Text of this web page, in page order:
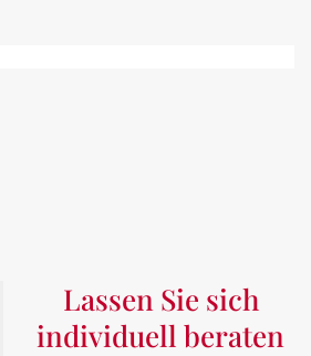
Lassen Sie sich
individuell beraten